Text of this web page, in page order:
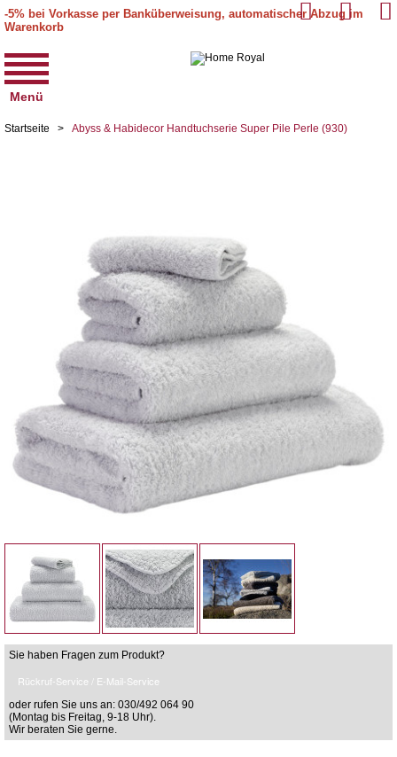
-5% bei Vorkasse per Banküberweisung, automatischer Abzug im
Warenkorb
Menü
Startseite > Abyss & Habidecor Handtuchserie Super Pile Perle (930)
Sie haben Fragen zum Produkt?
Rückruf-Service / E-Mail-Service
oder rufen Sie uns an: 030/492 064 90
(Montag bis Freitag, 9-18 Uhr).
Wir beraten Sie gerne.